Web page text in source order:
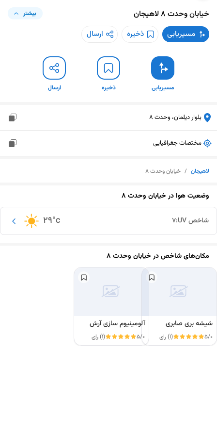
خیابان وحدت ۸ لاهیجان بیشتر
مسیریابی ذخیره ارسال
مسیریابی ذخیره ارسال
بلوار دیلمان، وحدت 8
مختصات جغرافیایی
لاهیجان / خیابان وحدت ۸
وضعیت هوا درخیابان وحدت ۸
29°c شاخص UV: 7
مکان‌های شاخص درخیابان وحدت ۸
شیشه بری صابری
5/0 (1) رای
آلومینیوم سازی آرش
5/0 (1) رای